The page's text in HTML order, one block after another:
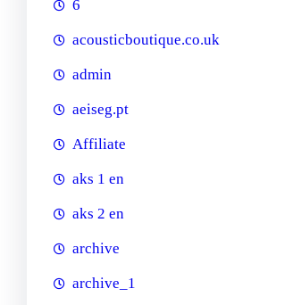
6
acousticboutique.co.uk
admin
aeiseg.pt
Affiliate
aks 1 en
aks 2 en
archive
archive_1